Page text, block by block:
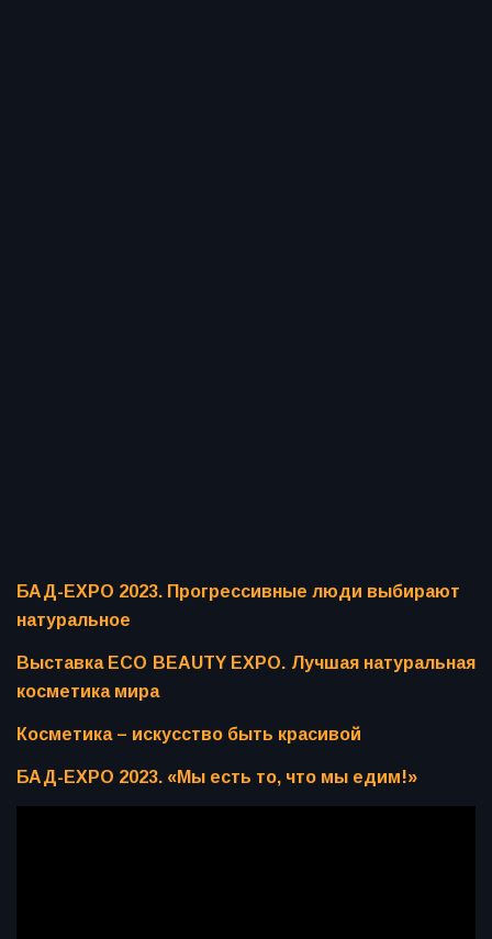
БАД-EXPO 2023. Прогрессивные люди выбирают
натуральное
Выставка ECO BEAUTY EXPO. Лучшая натуральная
косметика мира
Косметика – искусство быть красивой
БАД-EXPO 2023. «Мы есть то, что мы едим!»